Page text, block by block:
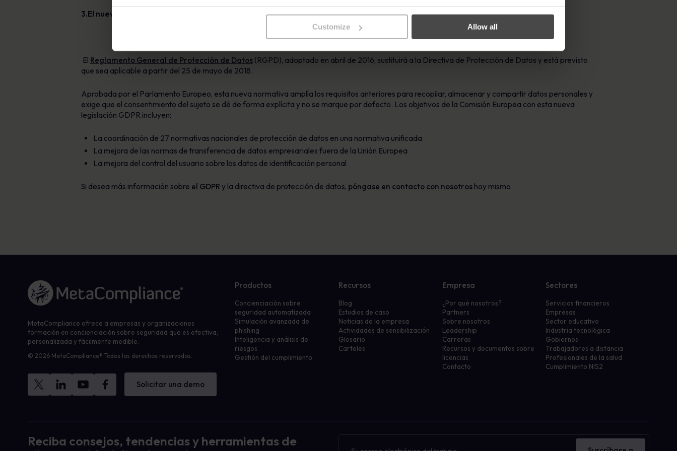
Customize Allow all
3.El nuevo reglamento de protección de datos (también conocido como GDPR)
El Reglamento General de Protección de Datos(RGPD), adoptado en abril de 2016, sustituirá a la Directiva de Protección de Datos y está previsto
que sea aplicable a partir del 25 de mayo de 2018.
Aprobada por el Parlamento Europeo, esta nueva normativa amplía los requisitos anteriores para recopilar, almacenar y compartir datos personales y
exige que el consentimiento del sujeto se dé de forma explícita y no se marque por defecto. Los objetivos de la Comisión Europea con esta nueva
legislación GDPR incluyen:
La coordinación de 27 normativas nacionales de protección de datos en una normativa unificada
La mejora de las normas de transferencia de datos empresariales fuera de la Unión Europea
La mejora del control del usuario sobre los datos de identificación personal
Si desea más información sobre el GDPR y la directiva de protección de datos, póngase en contacto con nosotroshoy mismo.
Enlace a la página de inicio
MetaCompliance ofrece a empresas y organizaciones
formación en concienciación sobre seguridad que es efectiva,
personalizada y fácilmente medible.
© 2026 MetaCompliance® Todos los derechos reservados.
Solicitar una demo
Productos
Concienciación sobre
seguridad automatizada
Simulación avanzada de
phishing
Inteligencia y análisis de
riesgos
Gestión del cumplimiento
Recursos
Blog
Estudios de caso
Noticias de la empresa
Actividades de sensibilización
Glosario
Carteles
Empresa
¿Por qué nosotros?
Partners
Sobre nosotros
Leadership
Carreras
Recursos y documentos sobre
licencias
Contacto
Sectores
Servicios financieros
Empresas
Sector educativo
Industria tecnológica
Gobiernos
Trabajadores a distancia
Profesionales de la salud
Cumplimiento NIS2
Reciba consejos, tendencias y herramientas de